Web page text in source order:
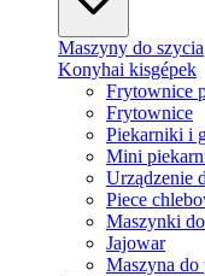
Maszyny do szycia
Konyhai kisgépek
Frytownice
Frytownice
Piekarniki i
Mini
Urządzenie
Piece
Maszynki
Jajowar
Maszyna